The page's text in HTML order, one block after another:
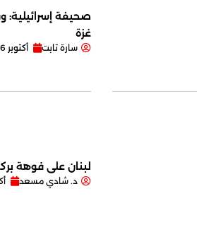
صحيفة إسرائيلية:
غزة
سارة تابت أكتوبر 16, 2023
لبنان على فوهة
د. شادي مسعد